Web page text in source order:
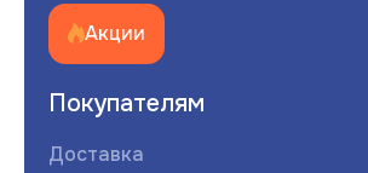
Акции
Покупателям
Доставка